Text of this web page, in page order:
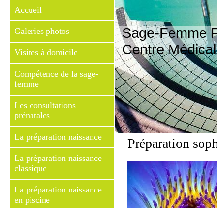
Accueil
Galeries photos
Visites à domicile
Compétence de la sage-
femme
Les consultations
prénatales
La préparation naissance
La préparation naissance
classique
La préparation naissance
en piscine
Sage-Femme
Centre
Préparation